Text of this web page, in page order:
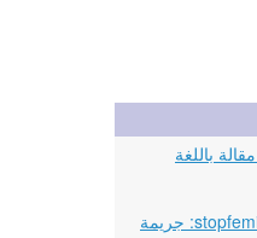
28-04-2024 مقالة باللغة
stopfemicideiran.org: جريمة